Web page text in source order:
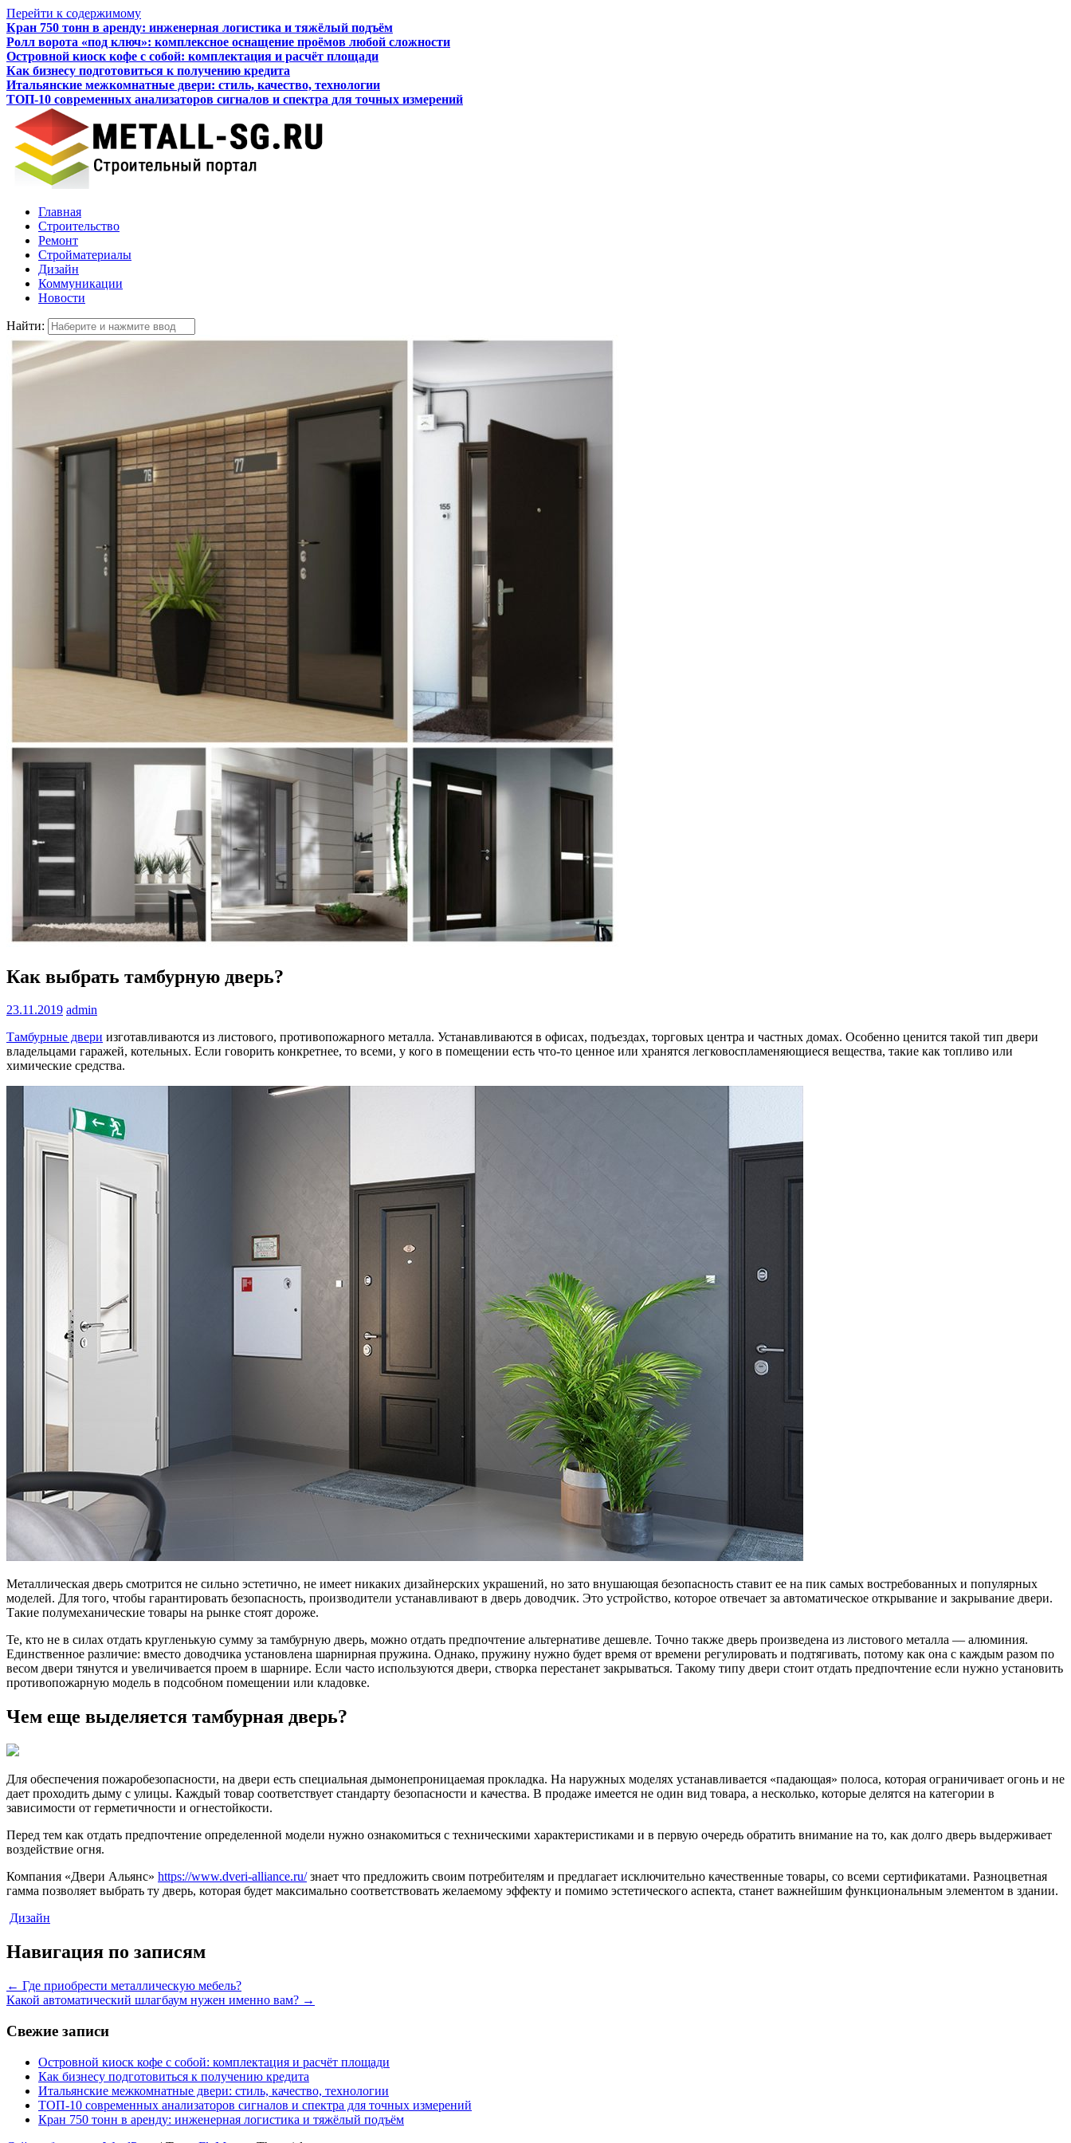
Перейти к содержимому
Кран 750 тонн в аренду: инженерная логистика и тяжёлый подъём
Ролл ворота «под ключ»: комплексное оснащение проёмов любой сложности
Островной киоск кофе с собой: комплектация и расчёт площади
Как бизнесу подготовиться к получению кредита
Итальянские межкомнатные двери: стиль, качество, технологии
ТОП-10 современных анализаторов сигналов и спектра для точных измерений
Главная
Строительство
Ремонт
Стройматериалы
Дизайн
Коммуникации
Новости
Найти:
Как выбрать тамбурную дверь?
23.11.2019 admin
Тамбурные двери изготавливаются из листового, противопожарного металла. Устанавливаются в офисах, подъездах, торговых центра и частных домах. Особенно ценится такой тип двери
владельцами гаражей, котельных. Если говорить конкретнее, то всеми, у кого в помещении есть что-то ценное или хранятся легковоспламеняющиеся вещества, такие как топливо или
химические средства.
Металлическая дверь смотрится не сильно эстетично, не имеет никаких дизайнерских украшений, но зато внушающая безопасность ставит ее на пик самых востребованных и популярных
моделей. Для того, чтобы гарантировать безопасность, производители устанавливают в дверь доводчик. Это устройство, которое отвечает за автоматическое открывание и закрывание двери.
Такие полумеханические товары на рынке стоят дороже.
Те, кто не в силах отдать кругленькую сумму за тамбурную дверь, можно отдать предпочтение альтернативе дешевле. Точно также дверь произведена из листового металла — алюминия.
Единственное различие: вместо доводчика установлена шарнирная пружина. Однако, пружину нужно будет время от времени регулировать и подтягивать, потому как она с каждым разом по
весом двери тянутся и увеличивается проем в шарнире. Если часто используются двери, створка перестанет закрываться. Такому типу двери стоит отдать предпочтение если нужно установить
противопожарную модель в подсобном помещении или кладовке.
Чем еще выделяется тамбурная дверь?
Для обеспечения пожаробезопасности, на двери есть специальная дымонепроницаемая прокладка. На наружных моделях устанавливается «падающая» полоса, которая ограничивает огонь и не
дает проходить дыму с улицы. Каждый товар соответствует стандарту безопасности и качества. В продаже имеется не один вид товара, а несколько, которые делятся на категории в
зависимости от герметичности и огнестойкости.
Перед тем как отдать предпочтение определенной модели нужно ознакомиться с техническими характеристиками и в первую очередь обратить внимание на то, как долго дверь выдерживает
воздействие огня.
Компания «Двери Альянс» https://www.dveri-alliance.ru/знает что предложить своим потребителям и предлагает исключительно качественные товары, со всеми сертификатами. Разноцветная
гамма позволяет выбрать ту дверь, которая будет максимально соответствовать желаемому эффекту и помимо эстетического аспекта, станет важнейшим функциональным элементом в здании.
Дизайн
Навигация по записям
← Где приобрести металлическую мебель?
Какой автоматический шлагбаум нужен именно вам? →
Свежие записи
Островной киоск кофе с собой: комплектация и расчёт площади
Как бизнесу подготовиться к получению кредита
Итальянские межкомнатные двери: стиль, качество, технологии
ТОП-10 современных анализаторов сигналов и спектра для точных измерений
Кран 750 тонн в аренду: инженерная логистика и тяжёлый подъём